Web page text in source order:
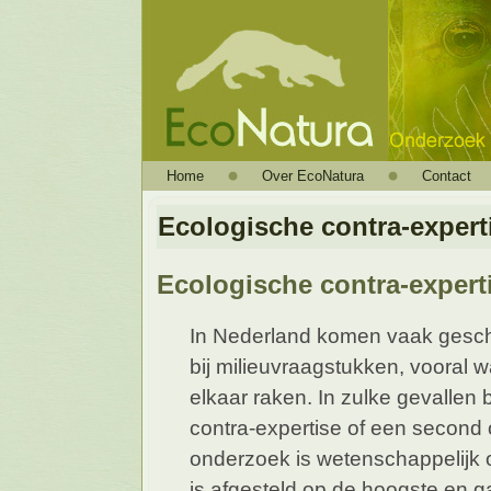
Home Over EcoNatura Contact
Ecologische contra-
Ecologische contra-
In Nederland komen vaak
bij milieuvraagstukken, vooral
elkaar raken. In zulke gevallen
contra-expertise of een
onderzoek is wetenschappelijk